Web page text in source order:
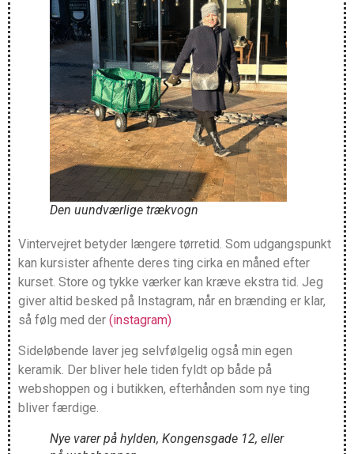
Den uundværlige trækvogn
Vintervejret betyder længere tørretid. Som udgangspunkt
kan kursister afhente deres ting cirka en måned efter
kurset. Store og tykke værker kan kræve ekstra tid. Jeg
giver altid besked på Instagram, når en brænding er klar,
så følg med der (instagram)
Sideløbende laver jeg selvfølgelig også min egen
keramik. Der bliver hele tiden fyldt op både på
webshoppen og i butikken, efterhånden som nye ting
bliver færdige.
Nye varer på hylden, Kongensgade 12, eller